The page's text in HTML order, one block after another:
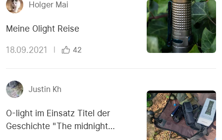
Holger Mai
Meine Olight Reise
18.09.2021 42
Justin Kh
O-light im Einsatz Titel der
Geschichte "The midnight